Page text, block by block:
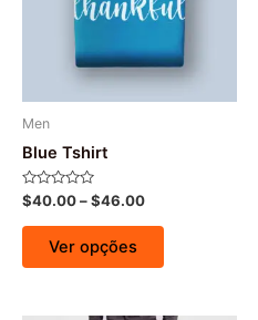
Men
Blue Tshirt
Avaliação
0
de
$40.00–$46.00
Ver opções